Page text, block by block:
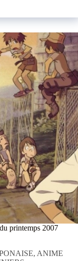
printemps 2007
, ANIME